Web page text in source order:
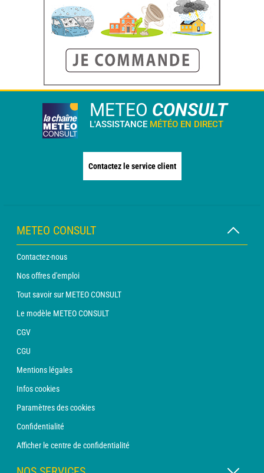
METEO CONSULT
L'ASSISTANCE MÉTÉO EN DIRECT
Contactez le service client
METEO CONSULT
Contactez-nous
Nos offres d'emploi
Tout savoir sur METEO CONSULT
Le modèle METEO CONSULT
CGV
CGU
Mentions légales
Infos cookies
Paramètres des cookies
Confidentialité
Afficher le centre de confidentialité